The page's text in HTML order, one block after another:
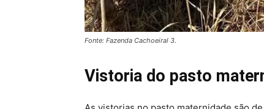
Fonte: Fazenda Cachoeiral 3.
Vistoria do pasto